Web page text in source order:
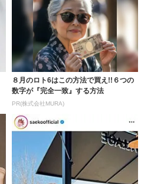
８月のロト6はこの方法で買え!!６つの
数字が『完全一致』する方法
PR(株式会社MURA)